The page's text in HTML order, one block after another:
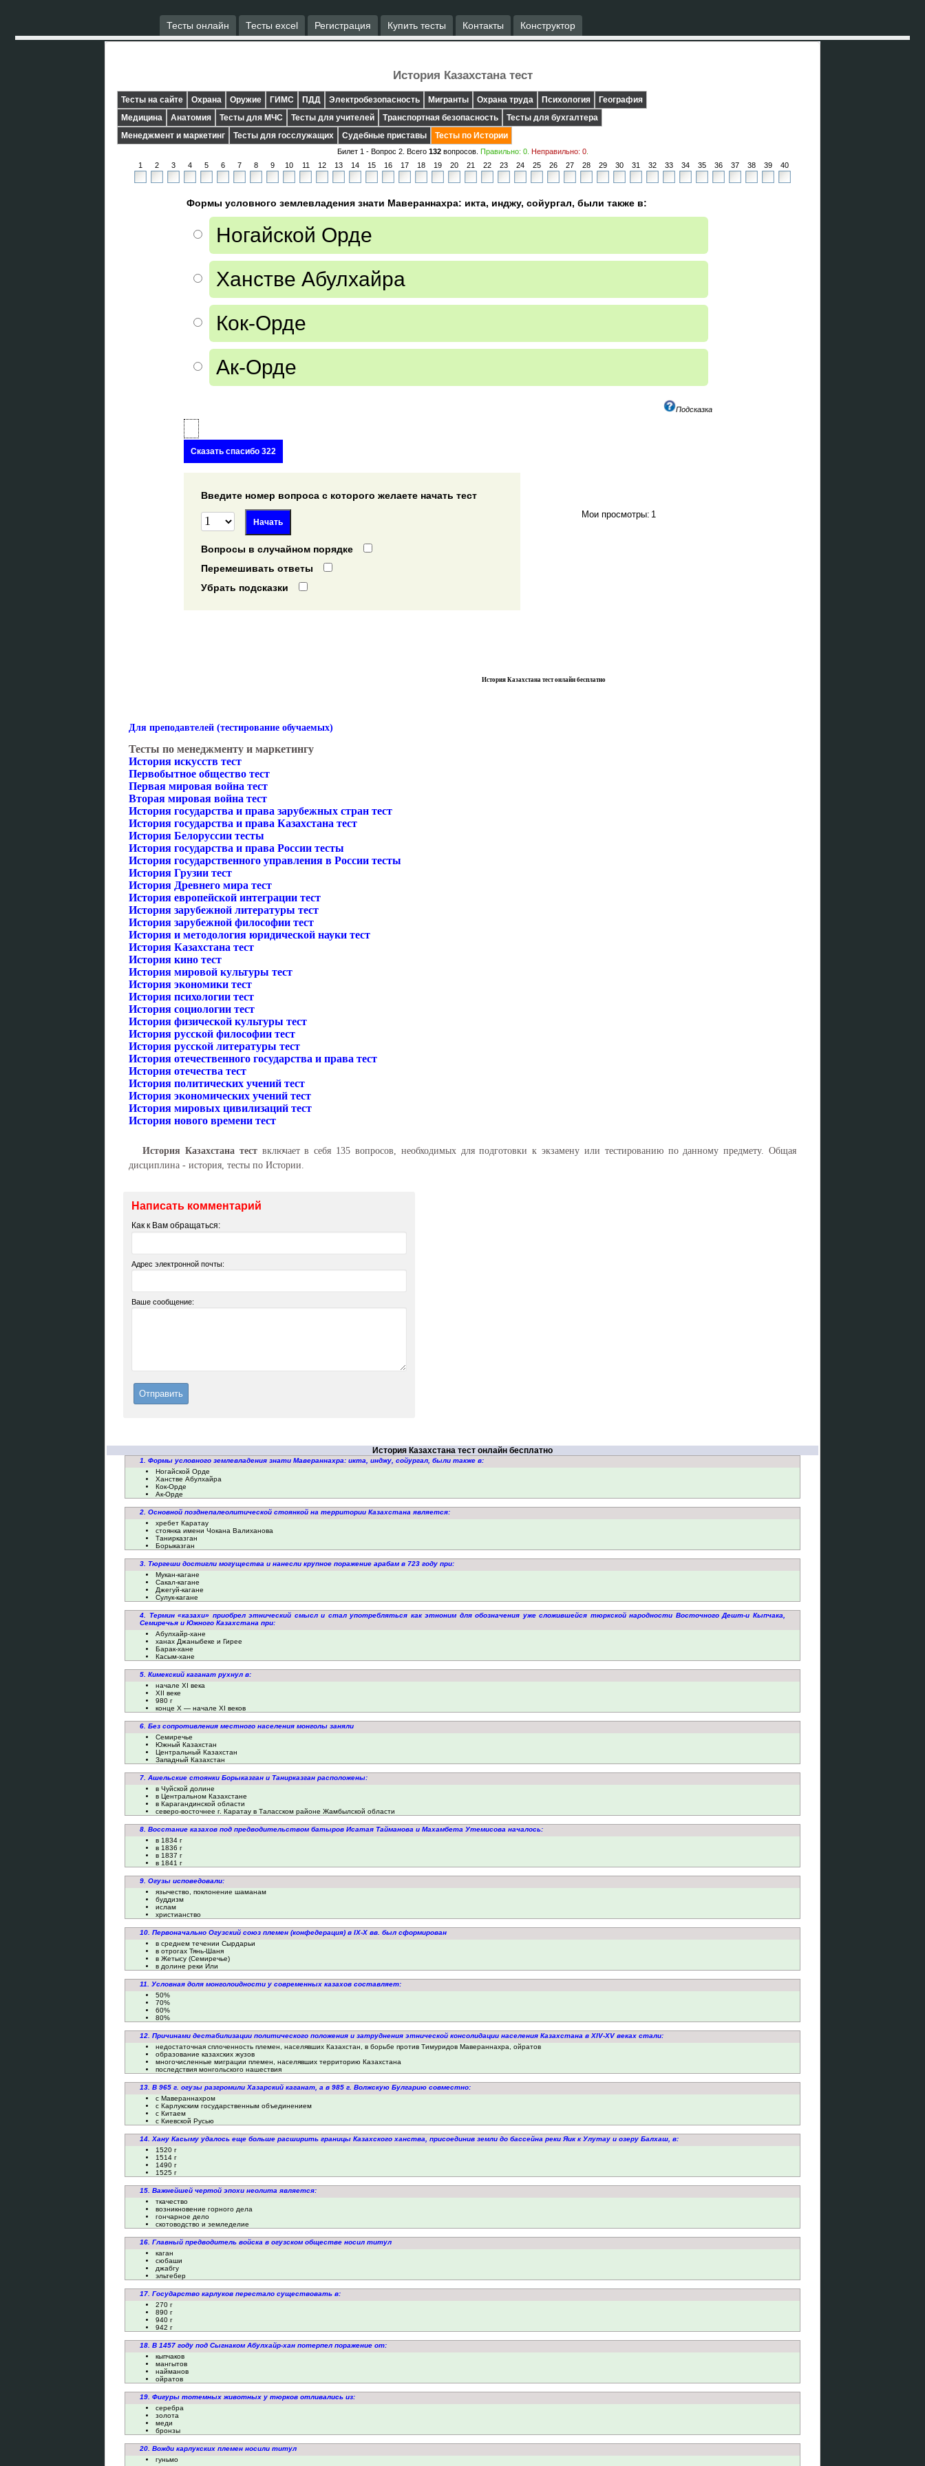
Тесты онлайн Тесты excel Регистрация Купить тесты Контакты Конструктор
История Казахстана тест
Тесты на сайте Охрана Оружие ГИМС ПДД Электробезопасность Мигранты Охрана труда Психология
География
Медицина
Анатомия Тесты для МЧС Тесты для учителей Транспортная безопасность
Тесты для бухгалтера
Менеджмент и маркетинг
Тесты для госслужащих Судебные приставы Тесты по Истории
Билет 1 - Вопрос 2. Всего 132вопросов. Правильно: 0. Неправильно: 0.
1
2 3 4 5 6 7 8 9 10 11 12 13 14 15 16 17 18 19 20 21 22 23 24 25 26 27 28 29 30 31 32 33 34 35 36 37 38 39 40
Формы условного землевладения знати Мавераннахра: икта, инджу, сойургал, были также в:
Ногайской Орде
Ханстве Абулхайра
Кок-Орде
Ак-Орде
Подсказка
Сказать спасибо 322
Введите номер вопроса с которого желаете начать тест
Вопросы в случайном порядке
Перемешивать ответы
Убрать подсказки
Мои просмотры: 1
История Казахстана тест онлайн бесплатно
Для преподавтелей (тестирование обучаемых)
Тесты по менеджменту и маркетингу
История искусств тест
Первобытное общество тест
Первая мировая война тест
Вторая мировая война тест
История государства и права зарубежных стран тест
История государства и права Казахстана тест
История Белоруссии тесты
История государства и права России тесты
История государственного управления в России тесты
История Грузии тест
История Древнего мира тест
История европейской интеграции тест
История зарубежной литературы тест
История зарубежной философии тест
История и методология юридической науки тест
История Казахстана тест
История кино тест
История мировой культуры тест
История экономики тест
История психологии тест
История социологии тест
История физической культуры тест
История русской философии тест
История русской литературы тест
История отечественного государства и права тест
История отечества тест
История политических учений тест
История экономических учений тест
История мировых цивилизаций тест
История нового времени тест
История Казахстана тествключает в себя 135 вопросов, необходимых для подготовки к экзамену или тестированию по данному предмету. Общая
дисциплина - история, тесты по Истории.
Написать комментарий
Как к Вам обращаться:
Адрес электронной почты:
Ваше сообщение:
История Казахстана тест онлайн бесплатно
1. Формы условного землевладения знати Мавераннахра: икта, инджу, сойургал, были также в:
Ногайской Орде
Ханстве Абулхайра
Кок-Орде
Ак-Орде
2. Основной позднепалеолитической стоянкой на территории Казахстана является:
хребет Каратау
стоянка имени Чокана Валиханова
Танирказган
Борыказган
3. Тюргеши достигли могущества и нанесли крупное поражение арабам в 723 году при:
Мукан-кагане
Сакал-кагане
Джегуй-кагане
Сулук-кагане
4. Термин «казахи» приобрел этнический смысл и стал употребляться как этноним для обозначения уже сложившейся тюркской народности Восточного Дешт-и Кыпчака,
Семиречья и Южного Казахстана при:
Абулхайр-хане
ханах Джаныбеке и Гирее
Барак-хане
Касым-хане
5. Кимекский каганат рухнул в:
начале XI века
XII веке
980 г
конце X — начале XI веков
6. Без сопротивления местного населения монголы заняли
Семиречье
Южный Казахстан
Центральный Казахстан
Западный Казахстан
7. Ашельские стоянки Борыказган и Танирказган расположены:
в Чуйской долине
в Центральном Казахстане
в Карагандинской области
северо-восточнее г. Каратау в Таласском районе Жамбылской области
8. Восстание казахов под предводительством батыров Исатая Тайманова и Махамбета Утемисова началось:
в 1834 г
в 1836 г
в 1837 г
в 1841 г
9. Огузы исповедовали:
язычество, поклонение шаманам
буддизм
ислам
христианство
10. Первоначально Огузский союз племен (конфедерация) в IX-X вв. был сформирован
в среднем течении Сырдарьи
в отрогах Тянь-Шаня
в Жетысу (Семиречье)
в долине реки Или
11. Условная доля монголоидности у современных казахов составляет:
50%
70%
60%
80%
12. Причинами дестабилизации политического положения и затруднения этнической консолидации населения Казахстана в XIV-XV веках стали:
недостаточная сплоченность племен, населявших Казахстан, в борьбе против Тимуридов Мавераннахра, ойратов
образование казахских жузов
многочисленные миграции племен, населявших территорию Казахстана
последствия монгольского нашествия
13. В 965 г. огузы разгромили Хазарский каганат, а в 985 г. Волжскую Булгарию совместно:
с Мавераннахром
с Карлукским государственным объединением
с Китаем
с Киевской Русью
14. Хану Касыму удалось еще больше расширить границы Казахского ханства, присоединив земли до бассейна реки Яик к Улутау и озеру Балхаш, в:
1520 г
1514 г
1490 г
1525 г
15. Важнейшей чертой эпохи неолита является:
ткачество
возникновение горного дела
гончарное дело
скотоводство и земледелие
16. Главный предводитель войска в огузском обществе носил титул
каган
сюбаши
джабгу
эльтебер
17. Государство карлуков перестало существовать в:
270 г
890 г
940 г
942 г
18. В 1457 году под Сыгнаком Абулхайр-хан потерпел поражение от:
кыпчаков
мангытов
найманов
ойратов
19. Фигуры тотемных животных у тюрков отливались из:
серебра
золота
меди
бронзы
20. Вожди карлукских племен носили титул
гуньмо